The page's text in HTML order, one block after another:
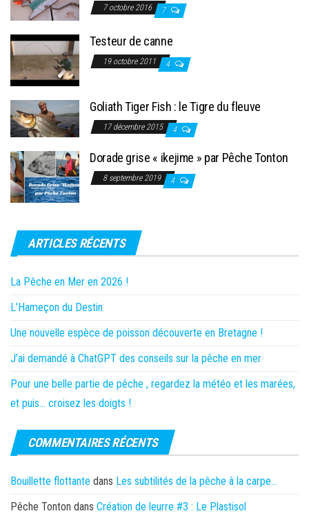
7 octobre 2016 7
Testeur de canne
19 octobre 2011 4
Goliath Tiger Fish : le Tigre du fleuve
17 décembre 2015 4
Dorade grise « ikejime » par Pêche Tonton
8 septembre 2019 4
ARTICLES RÉCENTS
La Pêche en Mer en 2026 !
L’Hameçon du Destin
Une nouvelle espèce de poisson découverte en Bretagne !
J’ai demandé à ChatGPT des conseils sur la pêche en mer
Pour une belle partie de pêche , regardez la météo et les marées,
et puis… croisez les doigts !
COMMENTAIRES RÉCENTS
Bouillette flottante dans Les subtilités de la pêche à la carpe…
Pêche Tonton dans Création de leurre #3 : Le Plastisol